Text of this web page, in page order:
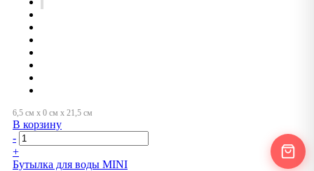
В корзину
-
+
Бутылка для воды MINI